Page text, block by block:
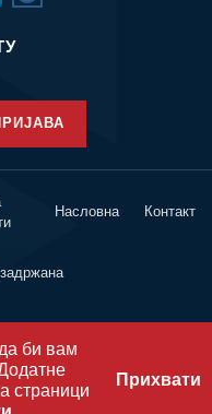
Насловна Контакт
би вам
страници
Прихвати